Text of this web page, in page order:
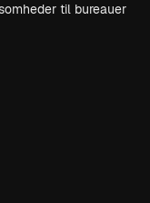
til bureauer